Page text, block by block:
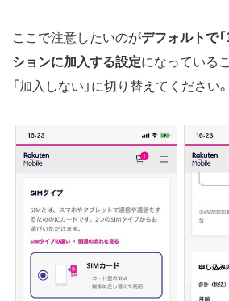
ここで注意したいのがデフォルトで
ションに加入する設定になっている
「加入しない」に切り替えてください。